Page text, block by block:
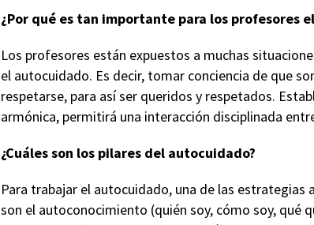
¿Por qué es tan importante para los profesores
Los profesores están expuestos a muchas
el autocuidado. Es decir, tomar conciencia de que
respetarse, para así ser queridos y respetados.
armónica, permitirá una interacción disciplinada
¿Cuáles son los pilares del autocuidado?
Para trabajar el autocuidado, una de las
son el autoconocimiento (quién soy, cómo soy, qué